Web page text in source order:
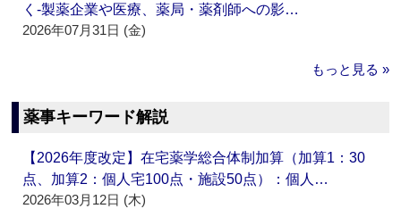
く‐製薬企業や医療、薬局・薬剤師への影…
2026年07月31日 (金)
もっと見る »
薬事キーワード解説
【2026年度改定】在宅薬学総合体制加算（加算1：30
点、加算2：個人宅100点・施設50点）：個人…
2026年03月12日 (木)